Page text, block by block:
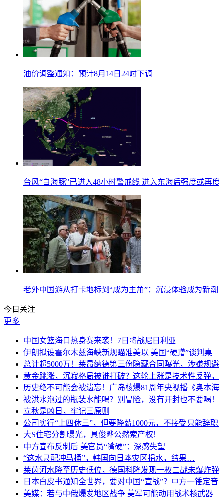
油价调整通知：预计8月14日24时下调
台风“白海豚”已进入48小时警戒线 进入东海后强度或再
老外中国游从打卡地标到“成为主角”：沉浸体验成为新
今日关注
更多
中国女篮海口热身赛来袭！7日将战尼日利亚
伊朗拟设霍尔木兹海峡新规瞄准美以 美国“硬蹭”谈判桌
总计超5000万！莱昂纳德第三份隐藏合同曝光，涉嫌规
黄金跳涨，沉寂格局被谁打破？这轮上涨是技术性反弹
历史绝不可能会被遗忘！广岛核爆81周年央视播《奥本
被洪水泡过的瓶装水能喝？别冒险，没有开封也不要喝！
立秋是凶日，牢记三原则
公司实行“上四休三”，但要降薪1000元，不接受只能辞
大S住宅分割曝光，具俊晔公然索产权！
中方宣布反制后 美官员“嘴硬”：深感失望
“这水只配冲马桶”，韩国向日本灾区捐水，结果…
莱茵河水降至历史低位，德国科隆发现一枚二战未爆炸弹
日本白皮书通知全世界，要对中国“宣战”？中方一锤定
美媒：若与中俄爆发地区战争 美军可能动用战术核武器